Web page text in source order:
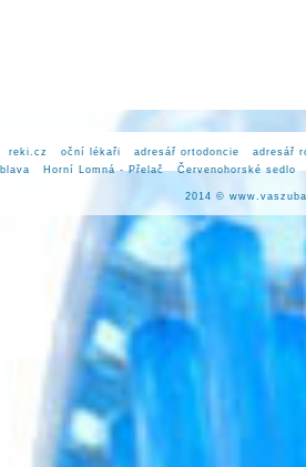
reki.cz oční lékaři adresář ortodoncie
adresář
Horní Lomná - Přelač Červenohorské sedlo
2014 ©